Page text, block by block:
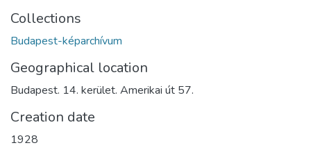
Collections
Budapest-képarchívum
Geographical location
Budapest. 14. kerület. Amerikai út 57.
Creation date
1928